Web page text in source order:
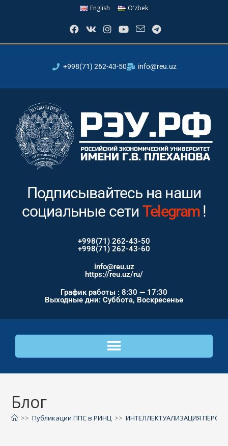
English Oʻzbek
+998(71) 262-43-50 info@reu.uz
Подписывайтесь на наши
социальные сети Instagram!
+998(71) 262-43-50
+998(71) 262-43-60
info@reu.uz
https://reu.uz/ru/
График работы : 8:30 — 17:30
Выходные дни: Суббота, Воскресенье
Блог
>> Публикации ППС в РИНЦ >> ИНТЕЛЛЕКТУАЛИЗАЦИЯ